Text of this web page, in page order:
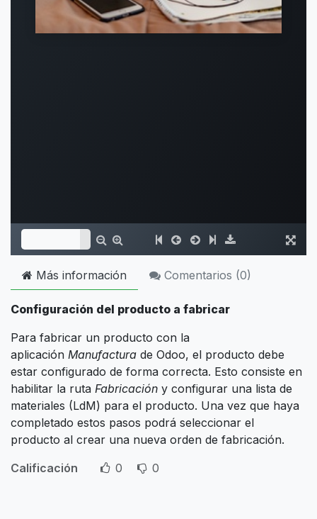
Más información Comentarios (0)
Configuración del producto a fabricar
Para fabricar un producto con la
aplicación Manufactura de Odoo, el producto debe
estar configurado de forma correcta. Esto consiste en
habilitar la ruta Fabricación y configurar una lista de
materiales (LdM) para el producto. Una vez que haya
completado estos pasos podrá seleccionar el
producto al crear una nueva orden de fabricación.
Calificación
0 0